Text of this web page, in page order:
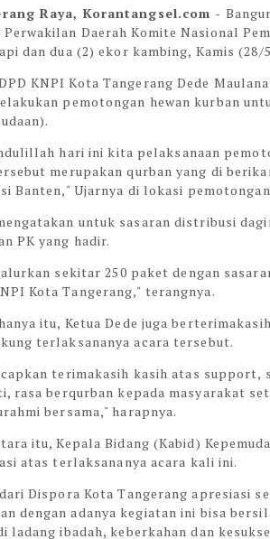
Raya, Korantangsel.com -
Perwakilan Daerah Komite Nasional
dan dua (2) ekor kambing, Kamis (28/
KNPI Kota Tangerang Dede
pemotongan hewan kurban
hari ini kita pelaksanaan
merupakan qurban yang di
Banten," Ujarnya di lokasi
untuk sasaran distribusi
PK yang hadir.
sekitar 250 paket dengan
Kota Tangerang," terangnya.
itu, Ketua Dede juga
terlaksananya acara tersebut.
terimakasih kasih atas support,
rasa berqurban kepada masyarakat
bersama," harapnya.
itu, Kepala Bidang (Kabid)
atas terlaksananya acara kali ini.
Dispora Kota Tangerang apresiasi
dengan adanya kegiatan ini bisa
ladang ibadah, keberkahan dan